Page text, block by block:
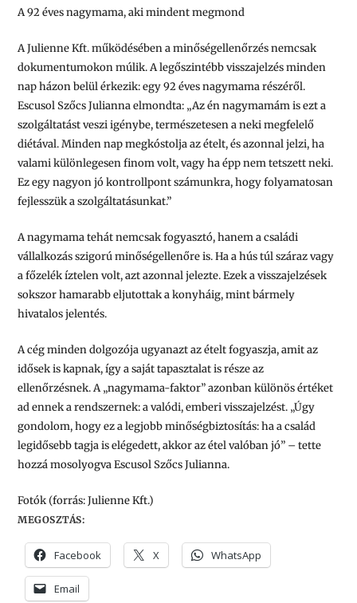
A 92 éves nagymama, aki mindent megmond
A Julienne Kft. működésében a minőségellenőrzés nemcsak
dokumentumokon múlik. A legőszintébb visszajelzés minden
nap házon belül érkezik: egy 92 éves nagymama részéről.
Escusol Szőcs Julianna elmondta: „Az én nagymamám is ezt a
szolgáltatást veszi igénybe, természetesen a neki megfelelő
diétával. Minden nap megkóstolja az ételt, és azonnal jelzi, ha
valami különlegesen finom volt, vagy ha épp nem tetszett neki.
Ez egy nagyon jó kontrollpont számunkra, hogy folyamatosan
fejlesszük a szolgáltatásunkat.”
A nagymama tehát nemcsak fogyasztó, hanem a családi
vállalkozás szigorú minőségellenőre is. Ha a hús túl száraz vagy
a főzelék íztelen volt, azt azonnal jelezte. Ezek a visszajelzések
sokszor hamarabb eljutottak a konyháig, mint bármely
hivatalos jelentés.
A cég minden dolgozója ugyanazt az ételt fogyaszja, amit az
idősek is kapnak, így a saját tapasztalat is része az
ellenőrzésnek. A „nagymama-faktor” azonban különös értéket
ad ennek a rendszernek: a valódi, emberi visszajelzést. „Úgy
gondolom, hogy ez a legjobb minőségbiztosítás: ha a család
legidősebb tagja is elégedett, akkor az étel valóban jó” – tette
hozzá mosolyogva Escusol Szőcs Julianna.
Fotók (forrás: Julienne Kft.)
MEGOSZTÁS:
Facebook X WhatsApp
Email